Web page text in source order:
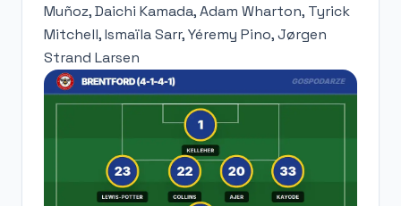
Muñoz, Daichi Kamada, Adam Wharton, Tyrick
Mitchell, Ismaïla Sarr, Yéremy Pino, Jørgen
Strand Larsen